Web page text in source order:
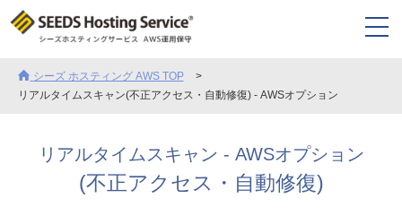
シーズ ホスティング AWS TOP
リアルタイムスキャン(不正アクセス・自動修復) - AWSオプション
リアルタイムスキャン - AWSオプション
(不正アクセス・自動修復)